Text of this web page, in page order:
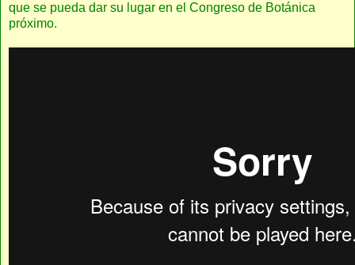
que se pueda dar su lugar en el Congreso de Botánica
próximo.